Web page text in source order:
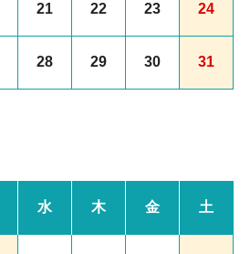
21 22 23 24
28 29 30 31
水 木 金 土